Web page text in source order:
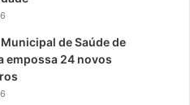
de Saúde de
empossa 24 novos